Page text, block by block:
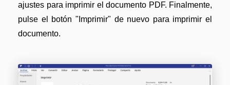
ajustes para imprimir el documento PDF. Finalmente,
pulse el botón "Imprimir" de nuevo para imprimir el
documento.